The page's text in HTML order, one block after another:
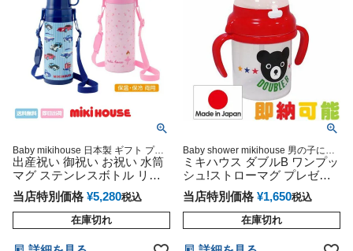
Baby mikihouse 日本製 ギフト プレ
ゼント ラッピング
出産祝い 御祝い お祝い 水筒
マグ ステンレスボトル リー
ナ＆車 ミキハウス
当店特別価格 ¥5,280税込
在庫切れ
Baby shower mikihouse 男の子にも
女の子にも大人気のミキハウスギフ
ト
ミキハウス ダブルB ワンプッ
シュ!ストローマグ プレゼン
ト 水筒
当店特別価格 ¥1,650税込
在庫切れ